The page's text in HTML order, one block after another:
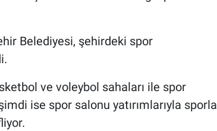
Belediyesi, şehirdeki spor
ve voleybol sahaları ile spor
ise spor salonu yatırımlarıyla sporla